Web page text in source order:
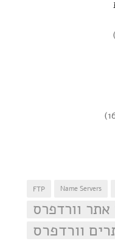
FTP Name Servers
אתר וורדפרס
וורדפרס